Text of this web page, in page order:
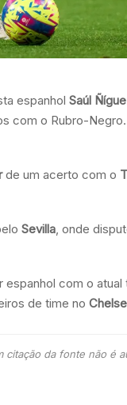
espanhol Saúl
com o Rubro-
de um acerto com o
Sevilla, onde
espanhol com o atual
de time no
da fonte não é